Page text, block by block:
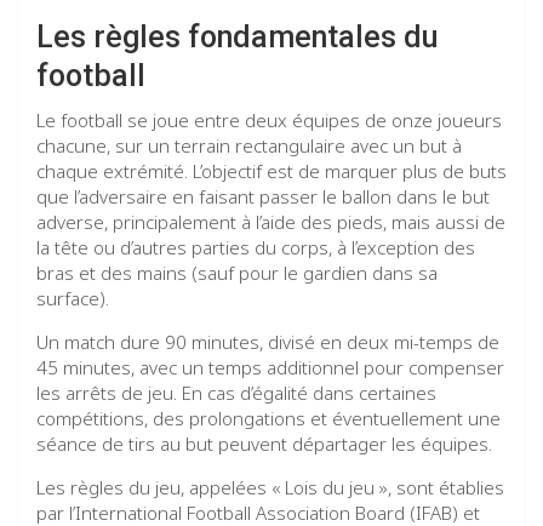
Les règles fondamentales du
football
Le football se joue entre deux équipes de onze joueurs
chacune, sur un terrain rectangulaire avec un but à
chaque extrémité. L’objectif est de marquer plus de buts
que l’adversaire en faisant passer le ballon dans le but
adverse, principalement à l’aide des pieds, mais aussi de
la tête ou d’autres parties du corps, à l’exception des
bras et des mains (sauf pour le gardien dans sa
surface).
Un match dure 90 minutes, divisé en deux mi-temps de
45 minutes, avec un temps additionnel pour compenser
les arrêts de jeu. En cas d’égalité dans certaines
compétitions, des prolongations et éventuellement une
séance de tirs au but peuvent départager les équipes.
Les règles du jeu, appelées « Lois du jeu », sont établies
par l’International Football Association Board (IFAB) et